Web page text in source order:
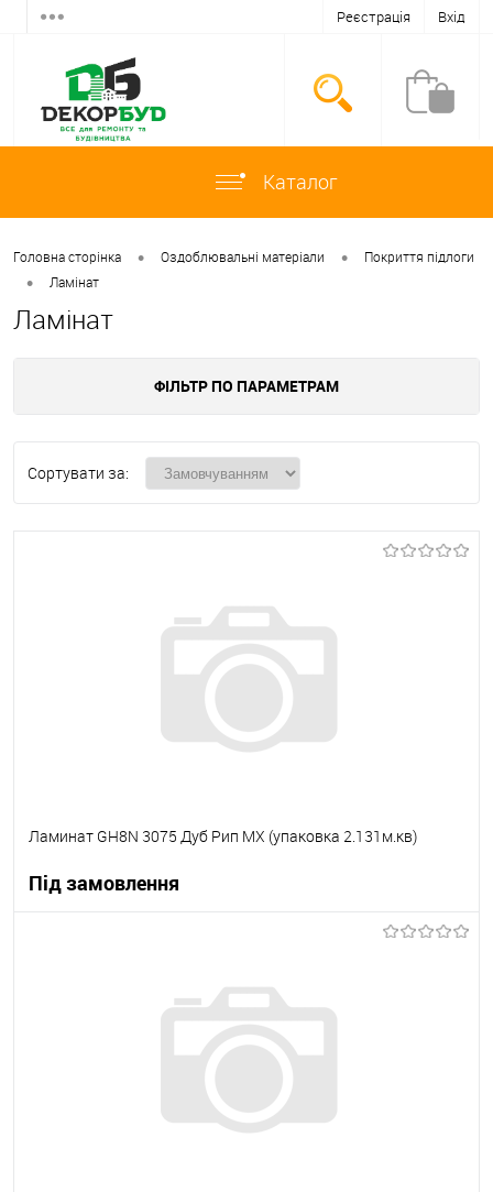
Реєстрація Вхід
Каталог
Головна сторінка • Оздоблювальні матеріали • Покриття підлоги
• Ламінат
Ламінат
ФІЛЬТР ПО ПАРАМЕТРАМ
Сортувати за:
Ламинат GH8N 3075 Дуб Рип МХ (упаковка 2.131м.кв)
Під замовлення
Під замовлення